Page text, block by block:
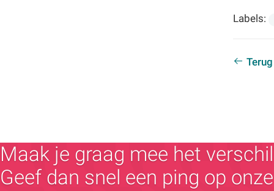
Labels:
Maak je graag mee het
Geef dan snel een ping op